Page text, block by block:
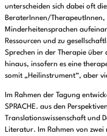
unterscheiden sich dabei oft
BeraterInnen/TherapeutInnen,
Minderheitensprachen
Ressourcen und zu
Sprechen in der Therapie über
hinaus, insofern es eine
somit „Heilinstrument“, aber
Im Rahmen der Tagung
SPRACHE. aus den
Translationswissenschaft und
Literatur. Im Rahmen von